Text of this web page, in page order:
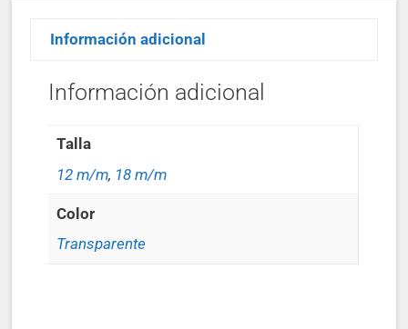
Información adicional
Información adicional
Talla
12 m/m, 18 m/m
Color
Transparente